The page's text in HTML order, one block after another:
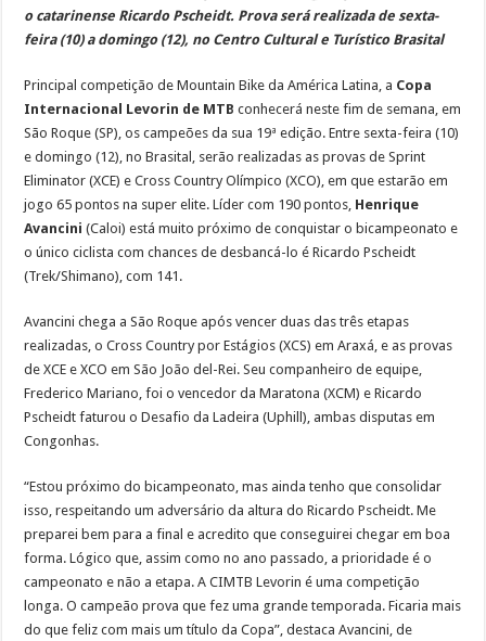
o catarinense Ricardo Pscheidt. Prova será realizada de sexta-
feira (10) a domingo (12), no Centro Cultural e Turístico Brasital
Principal competição de Mountain Bike da América Latina, a Copa
Internacional Levorin de MTB conhecerá neste fim de semana, em
São Roque (SP), os campeões da sua 19ª edição. Entre sexta-feira (10)
e domingo (12), no Brasital, serão realizadas as provas de Sprint
Eliminator (XCE) e Cross Country Olímpico (XCO), em que estarão em
jogo 65 pontos na super elite. Líder com 190 pontos, Henrique
Avancini (Caloi) está muito próximo de conquistar o bicampeonato e
o único ciclista com chances de desbancá-lo é Ricardo Pscheidt
(Trek/Shimano), com 141.
Avancini chega a São Roque após vencer duas das três etapas
realizadas, o Cross Country por Estágios (XCS) em Araxá, e as provas
de XCE e XCO em São João del-Rei. Seu companheiro de equipe,
Frederico Mariano, foi o vencedor da Maratona (XCM) e Ricardo
Pscheidt faturou o Desafio da Ladeira (Uphill), ambas disputas em
Congonhas.
“Estou próximo do bicampeonato, mas ainda tenho que consolidar
isso, respeitando um adversário da altura do Ricardo Pscheidt. Me
preparei bem para a final e acredito que conseguirei chegar em boa
forma. Lógico que, assim como no ano passado, a prioridade é o
campeonato e não a etapa. A CIMTB Levorin é uma competição
longa. O campeão prova que fez uma grande temporada. Ficaria mais
do que feliz com mais um título da Copa”, destaca Avancini, de